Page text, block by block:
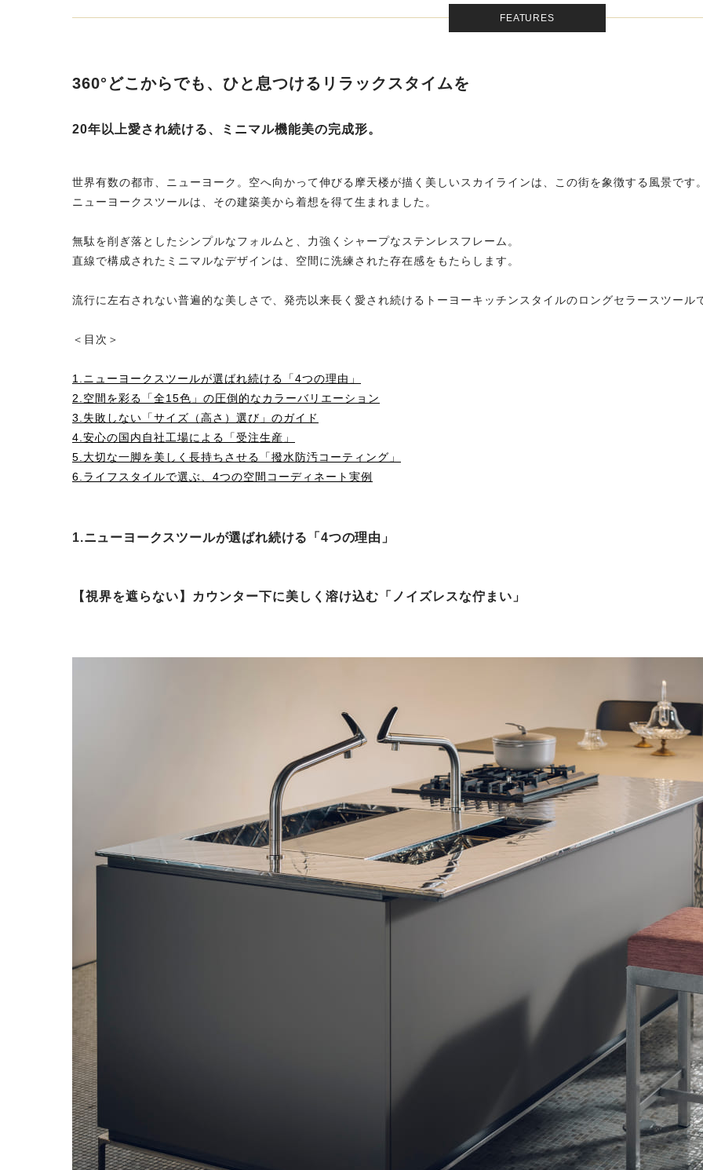
FEATURES
360°どこからでも、ひと息つけるリラックスタイムを
20年以上愛され続ける、ミニマル機能美の完成形。
世界有数の都市、ニューヨーク。空へ向かって伸びる摩天楼が描く美しいスカイラインは、この街を象徴する風景です。
ニューヨークスツールは、その建築美から着想を得て生まれました。
無駄を削ぎ落としたシンプルなフォルムと、力強くシャープなステンレスフレーム。
直線で構成されたミニマルなデザインは、空間に洗練された存在感をもたらします。
流行に左右されない普遍的な美しさで、発売以来長く愛され続けるトーヨーキッチンスタイルのロングセラースツール
＜目次＞
1.ニューヨークスツールが選ばれ続ける「4つの理由」
2.空間を彩る「全15色」の圧倒的なカラーバリエーション
3.失敗しない「サイズ（高さ）選び」のガイド
4.安心の国内自社工場による「受注生産」
5.大切な一脚を美しく長持ちさせる「撥水防汚コーティング」
6.ライフスタイルで選ぶ、4つの空間コーディネート実例
1.ニューヨークスツールが選ばれ続ける「4つの理由」
【視界を遮らない】カウンター下に美しく溶け込む「ノイズレスな佇まい」